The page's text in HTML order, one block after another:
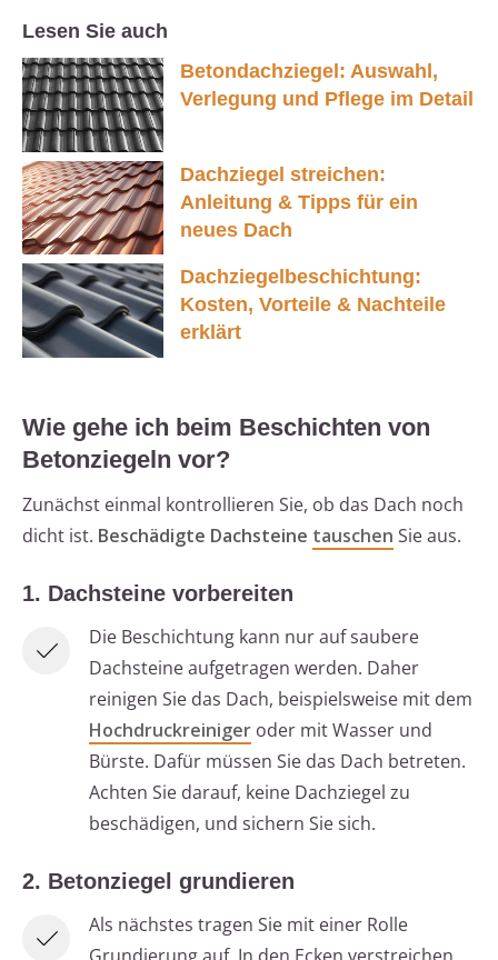
Lesen Sie auch
Betondachziegel: Auswahl,
Verlegung und Pflege im Detail
Dachziegel streichen:
Anleitung & Tipps für ein
neues Dach
Dachziegelbeschichtung:
Kosten, Vorteile & Nachteile
erklärt
Wie gehe ich beim Beschichten von
Betonziegeln vor?
Zunächst einmal kontrollieren Sie, ob das Dach noch
dicht ist. Beschädigte Dachsteine tauschen Sie aus.
1. Dachsteine vorbereiten
Die Beschichtung kann nur auf saubere
Dachsteine aufgetragen werden. Daher
reinigen Sie das Dach, beispielsweise mit dem
Hochdruckreiniger oder mit Wasser und
Bürste. Dafür müssen Sie das Dach betreten.
Achten Sie darauf, keine Dachziegel zu
beschädigen, und sichern Sie sich.
2. Betonziegel grundieren
Als nächstes tragen Sie mit einer Rolle